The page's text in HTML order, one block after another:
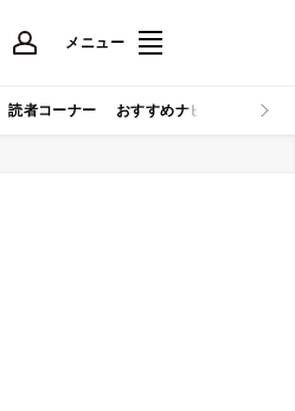
メニュー
読者コーナー おすすめナビ マイナビ